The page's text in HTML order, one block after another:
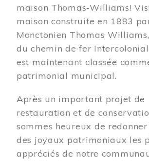
maison Thomas-Williams!
maison construite en 1883
Monctonien Thomas
du chemin de fer
est maintenant classée
patrimonial municipal.
Après un important projet de
restauration et de
sommes heureux de redonner
des joyaux patrimoniaux les
appréciés de notre